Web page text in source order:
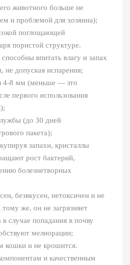
животного больше не
и проблемой для хозяина);
поглощающей
пористой структуре.
впитать влагу и запах
не допуская испарения;
4-8 мм (меньше ― это
первого использования
(до 30 дней
пакета);
запахи, кристаллы
рост бактерий,
болезнетворных
безвкусен, нетоксичен и не
же, он не загрязняет
случае попадания в почву
мелиорации;
кошки и не крошится.
и качественным